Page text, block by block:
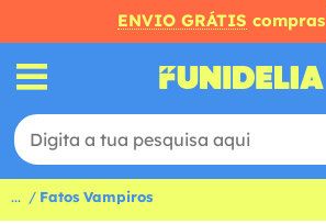
ENVIO GRÁTIS compras
... Fatos Vampiros